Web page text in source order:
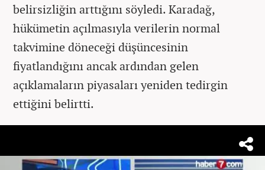
belirsizliğin arttığını söyledi. Karadağ,
hükümetin açılmasıyla verilerin normal
takvimine döneceği düşüncesinin
fiyatlandığını ancak ardından gelen
açıklamaların piyasaları yeniden tedirgin
ettiğini belirtti.